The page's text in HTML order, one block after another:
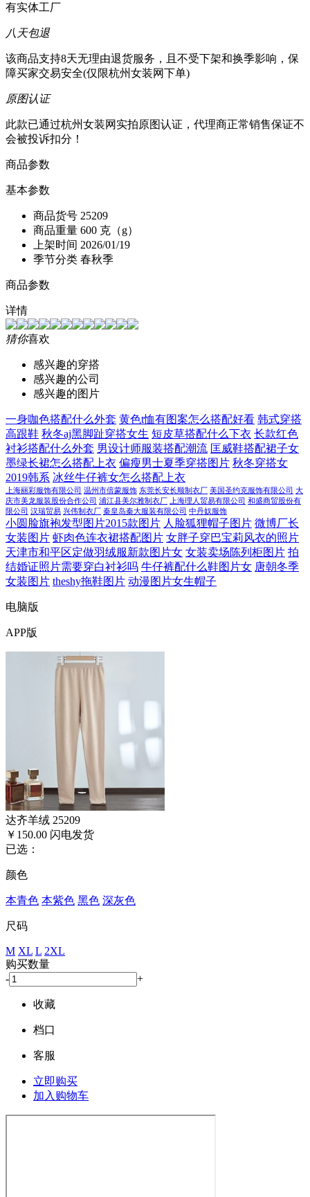
有实体工厂
八天包退
该商品支持8天无理由退货服务，且不受下架和换季影响，保
障买家交易安全(仅限杭州女装网下单)
原图认证
此款已通过杭州女装网实拍原图认证，代理商正常销售保证不
会被投诉扣分！
商品参数
基本参数
商品货号 25209
商品重量 600 克（g）
上架时间 2026/01/19
季节分类 春秋季
商品参数
详情
猜你喜欢
感兴趣的穿搭
感兴趣的公司
感兴趣的图片
一身咖色搭配什么外套 黄色t恤有图案怎么搭配好看 韩式穿搭
高跟鞋 秋冬aj黑脚趾穿搭女生 短皮草搭配什么下衣 长款红色
衬衫搭配什么外套 男设计师服装搭配潮流 匡威鞋搭配裙子女
墨绿长裙怎么搭配上衣 偏瘦男士夏季穿搭图片 秋冬穿搭女
2019韩系 冰丝牛仔裤女怎么搭配上衣
上海丽彩服饰有限公司 温州市倍蒙服饰 东莞长安长顺制衣厂 美国圣约克服饰有限公司 大
庆市美龙服装股份合作公司 浦江县美尔雅制衣厂 上海理人贸易有限公司 和盛商贸股份有
限公司 汉瑞贸易 兴伟制衣厂 秦皇岛秦大服装有限公司 中丹奴服饰
小圆脸旗袍发型图片2015款图片 人脸狐狸帽子图片 微博厂长
女装图片 虾肉色连衣裙搭配图片 女胖子穿巴宝莉风衣的照片
天津市和平区定做羽绒服新款图片女 女装卖场陈列柜图片 拍
结婚证照片需要穿白衬衫吗 牛仔裤配什么鞋图片女 唐朝冬季
女装图片 theshy拖鞋图片 动漫图片女生帽子
电脑版
APP版
达齐羊绒 25209
￥150.00 闪电发货
已选：
颜色
本青色 本紫色 黑色 深灰色
尺码
M XL L 2XL
购买数量
-
+
收藏
档口
客服
立即购买
加入购物车